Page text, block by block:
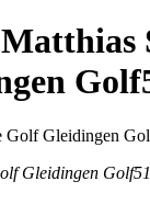
Gleidingen Golf51